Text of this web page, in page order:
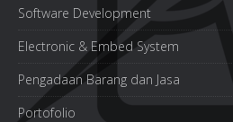
Software Development
Electronic & Embed System
Pengadaan Barang dan Jasa
Portofolio